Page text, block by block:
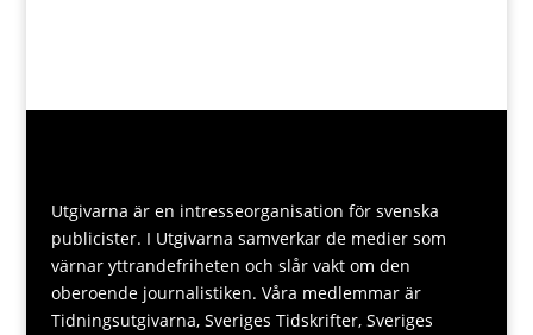
Utgivarna är en intresseorganisation för svenska
publicister. I Utgivarna samverkar de medier som
värnar yttrandefriheten och slår vakt om den
oberoende journalistiken. Våra medlemmar är
Tidningsutgivarna, Sveriges Tidskrifter, Sveriges